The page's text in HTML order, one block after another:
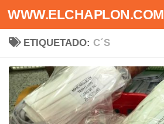
Saltar al contenido
WWW.ELCHAPLON.COM
ETIQUETADO: C´S